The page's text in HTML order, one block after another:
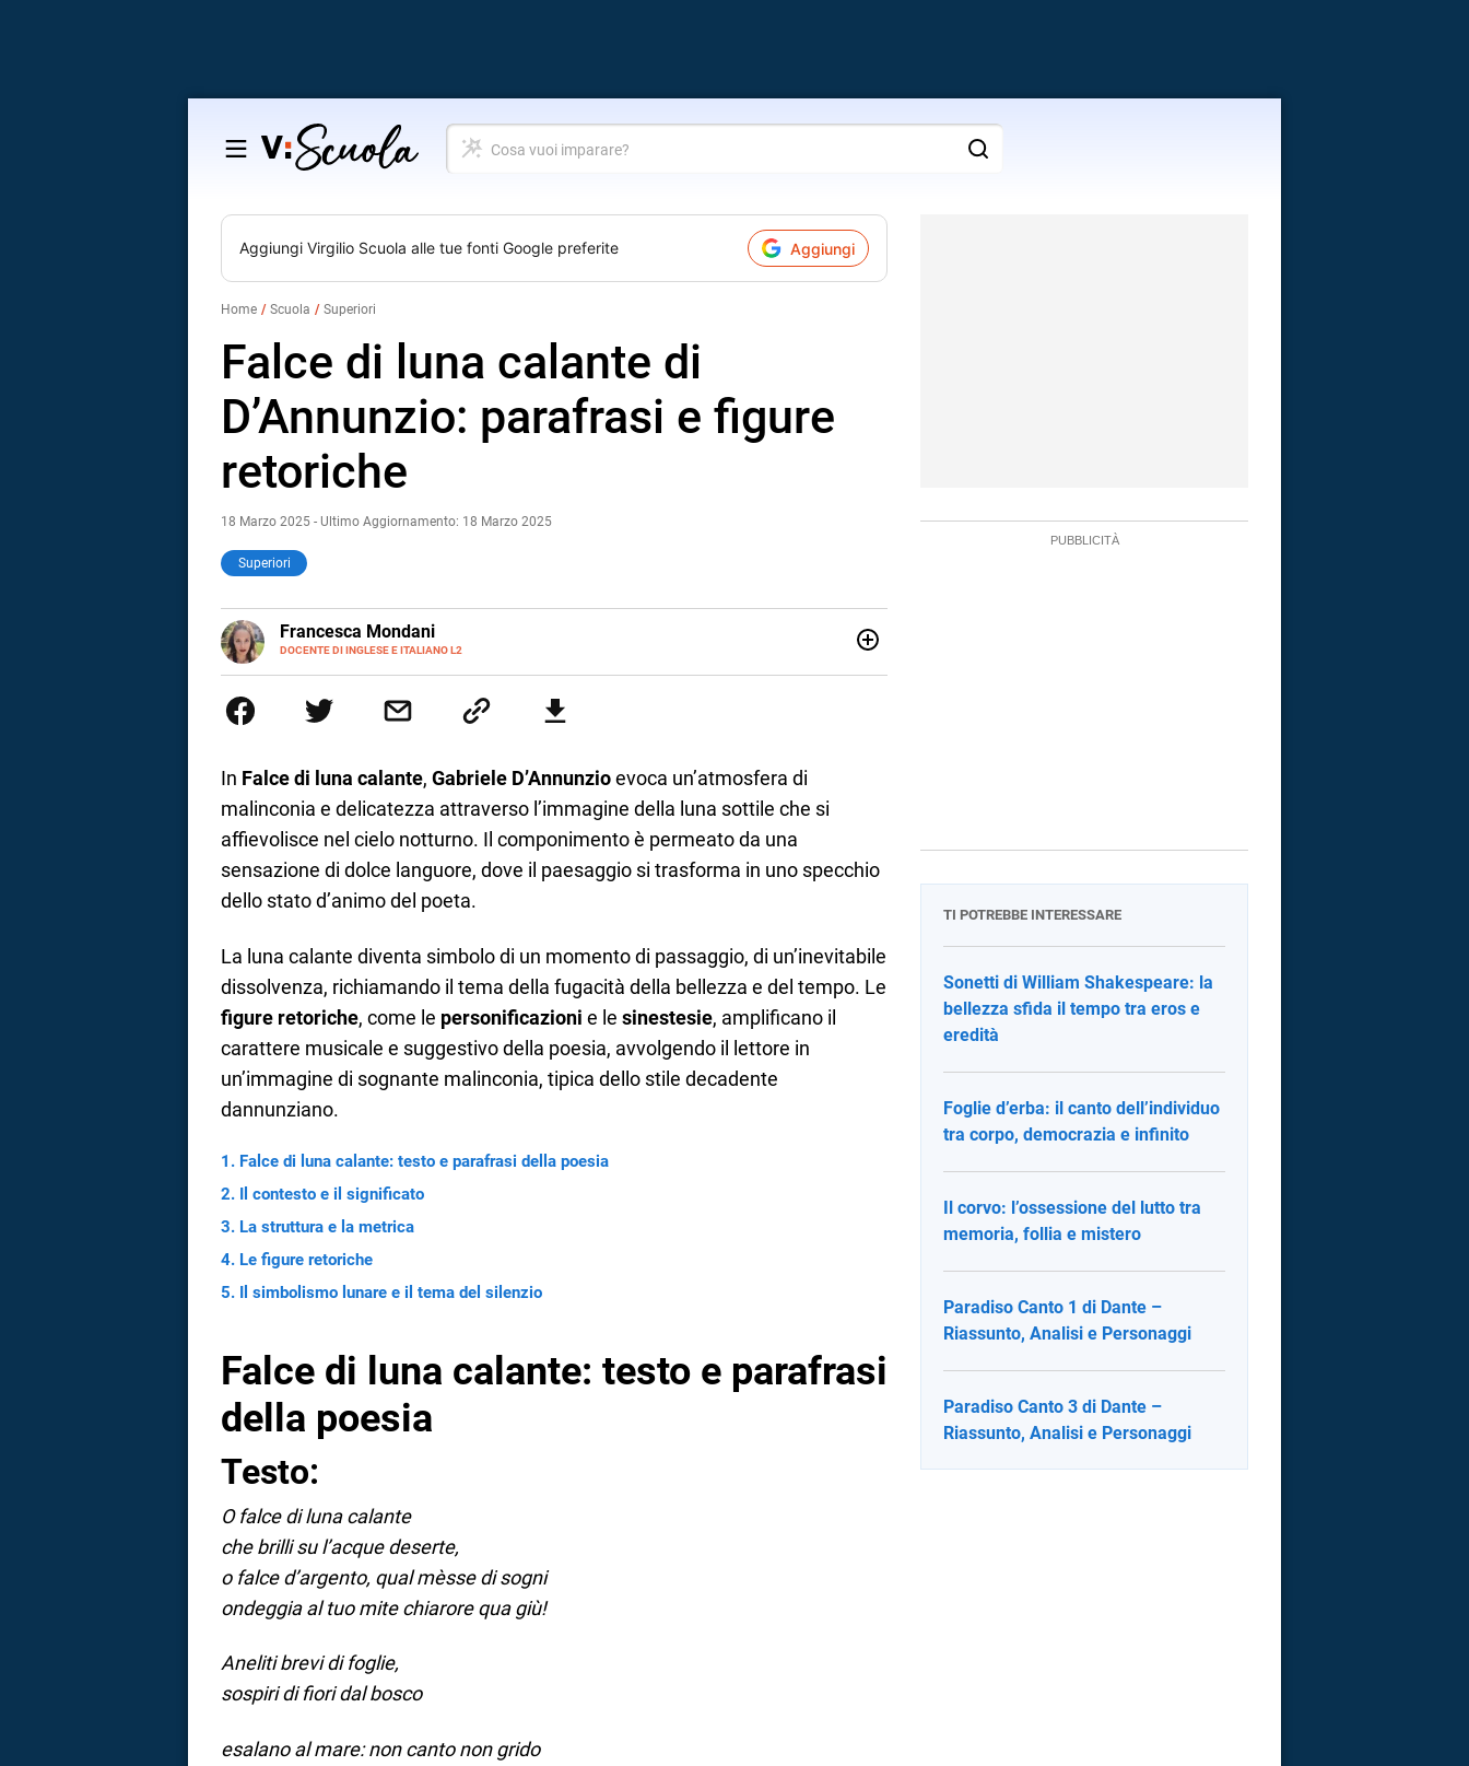
Salta
contenuto
Cosa
vuoi
Aggiungi Virgilio Scuola alle tue fonti Google preferite Aggiungi
Home Scuola Superiori
Falce di luna calante di
D’Annunzio: parafrasi e figure
retoriche
18 Marzo 2025 - Ultimo Aggiornamento: 18 Marzo 2025
Superiori
Francesca Mondani
DOCENTE DI INGLESE E ITALIANO L2
LINKEDIN
INSTAGRAM
Onsite e contenuti per il web. Amo i saggi storici, la cucina e la mia Honda CBF500. Non ho
In Falce di luna calante, Gabriele D’Annunzioevoca un’atmosfera di
malinconia e delicatezza attraverso l’immagine della luna sottile che si
affievolisce nel cielo notturno. Il componimento è permeato da una
sensazione di dolce languore, dove il paesaggio si trasforma in uno specchio
dello stato d’animo del poeta.
La luna calante diventa simbolo di un momento di passaggio, di un’inevitabile
dissolvenza, richiamando il tema della fugacità della bellezza e del tempo. Le
figure retoriche, come le personificazioni e le sinestesie, amplificano il
carattere musicale e suggestivo della poesia, avvolgendo il lettore in
un’immagine di sognante malinconia, tipica dello stile decadente
dannunziano.
Falce di luna calante: testo e parafrasi della poesia
Il contesto e il significato
La struttura e la metrica
Le figure retoriche
Il simbolismo lunare e il tema del silenzio
Falce di luna calante: testo e parafrasi
della poesia
Testo:
O falce di luna calante
che brilli su l’acque deserte,
o falce d’argento, qual mèsse di sogni
ondeggia al tuo mite chiarore qua giù!
Aneliti brevi di foglie,
sospiri di fiori dal bosco
esalano al mare: non canto non grido
TI POTREBBE INTERESSARE
Sonetti di William Shakespeare: la
bellezza sfida il tempo tra eros e
eredità
Foglie d’erba: il canto dell’individuo
tra corpo, democrazia e infinito
Il corvo: l’ossessione del lutto tra
memoria, follia e mistero
Paradiso Canto 1 di Dante –
Riassunto, Analisi e Personaggi
Paradiso Canto 3 di Dante –
Riassunto, Analisi e Personaggi